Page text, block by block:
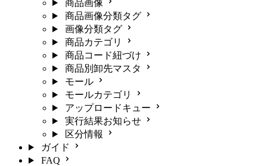
商品画像
商品画像分類タグ
画像分類タグ
商品カテゴリ
商品コード紐づけ
商品別卸先マスタ
モール
モールカテゴリ
アップロードキュー
実行結果お知らせ
区分情報
ガイド
FAQ